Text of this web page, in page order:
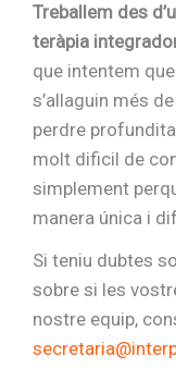
Treballem des
teràpia
que intentem
s’allaguin més
perdre
molt dificil de
simplement
manera única i
Si teniu dubtes
sobre si les
nostre equip,